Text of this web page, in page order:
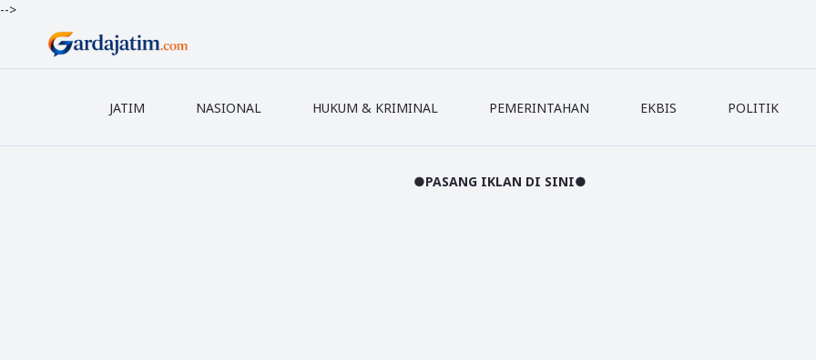
-->
JATIM NASIONAL HUKUM & KRIMINAL PEMERINTAHAN EKBIS POLITIK
●PASANG IKLAN DI SINI●